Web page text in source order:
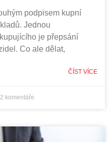
podpisem kupní
Jednou
je přepsání
Co ale dělat,
ČÍST VÍCE
2 komentáře